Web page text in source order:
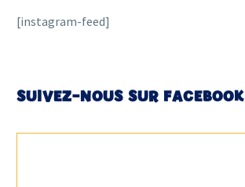
[instagram-feed]
SUIVEZ-NOUS SUR FACEBOOK